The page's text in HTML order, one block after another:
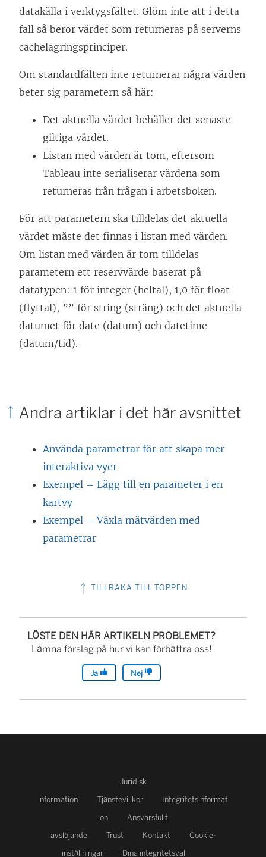
datakälla i verktygsfältet. Glöm inte att i detta
fall så beror värdet som returneras på serverns
cachelagringsprinciper.
Om standardfälten inte returnerar några värden
beter sig parametern så här:
Det aktuella värdet behåller det senaste
giltiga värdet.
Listan med värden är tom, eftersom
Tableau inte serialiserar värdena som
returneras från frågan i arbetsboken.
För att parametern ska tilldelas det aktuella
värdet måste det finnas i listan med värden.
Om listan med värden är tom tilldelas
parametern ett reservvärde baserat på
datatypen: 1 för integer (heltal), 1,0 för float
(flyttal), ”” för string (sträng) och det aktuella
datumet för date (datum) och datetime
(datum/tid).
Andra artiklar i det här avsnittet
Använda parametrar för att skapa mer
interaktiva vyer
Exempel – Lägg till en parameter i en
kartvy
Exempel – Växla mätvärden med
parametrar
TILLBAKA TILL TOPPEN
LÖSTE DEN HÄR ARTIKELN PROBLEMET?
Lämna förslag på hur vi kan förbättra oss!
Ja Nej
Juridisk
information
Tjänstevillkor
Integritetsinformat
ion
Ansvarsfullt
avslöjande
Trust Kontakt
Cookie-
inställningar
Dina integritetsval